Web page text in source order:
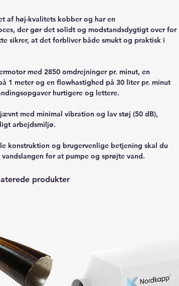
af høj-kvalitets kobber og har en
der gør det solidt og modstandsdygtigt over for
sikrer, at det forbliver både smukt og praktisk i
med 2850 omdrejninger pr. minut, en
1 meter og en flowhastighed på 30 liter pr. minut
hurtigere og lettere.
med minimal vibration og lav støj (50 dB),
arbejdsmiljø.
konstruktion og brugervenlige betjening skal du
for at pumpe og sprøjte vand.
produkter